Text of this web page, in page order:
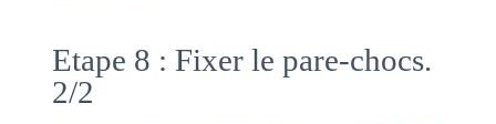
Etape 8 : Fixer le pare-chocs.
2/2